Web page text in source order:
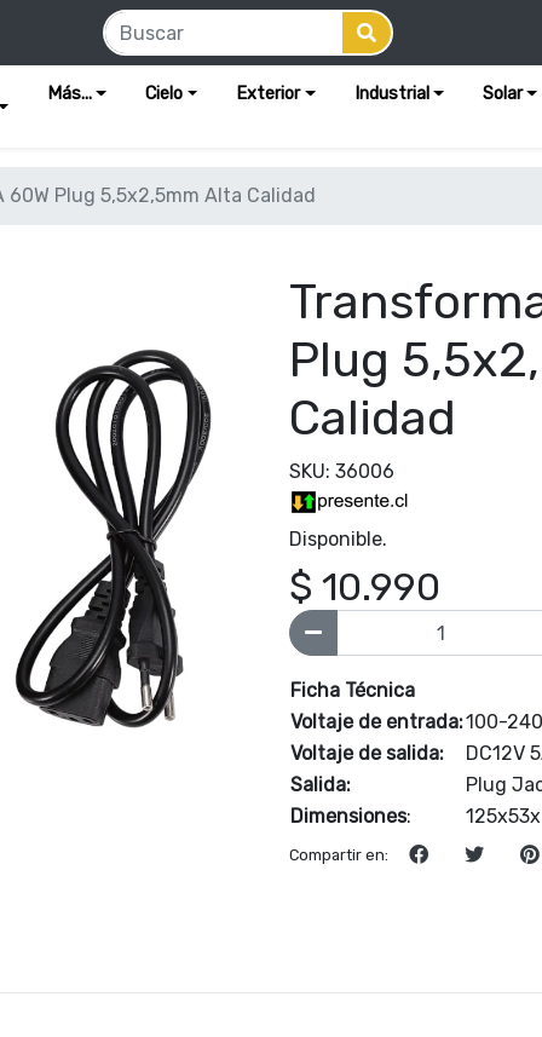
Más... Cielo Exterior Industrial Solar
60W Plug 5,5x2,5mm Alta Calidad
Plug
Calidad
SKU: 36006
Disponible.
$ 10.990
Ficha Técnica
Voltaje de entrada:100-
Voltaje de salida:
DC12V
Salida:
Plug
Dimensiones:
Compartir en: